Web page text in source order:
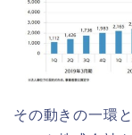
その動きの一環